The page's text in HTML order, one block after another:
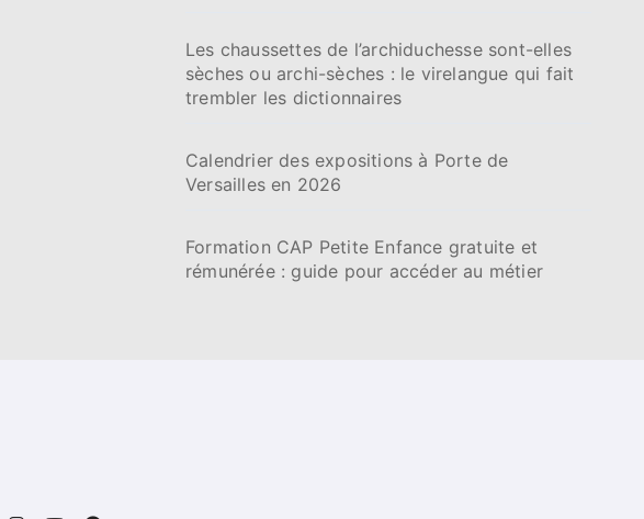
Les chaussettes de l’archiduchesse sont-elles
sèches ou archi-sèches : le virelangue qui fait
trembler les dictionnaires
Calendrier des expositions à Porte de
Versailles en 2026
Formation CAP Petite Enfance gratuite et
rémunérée : guide pour accéder au métier